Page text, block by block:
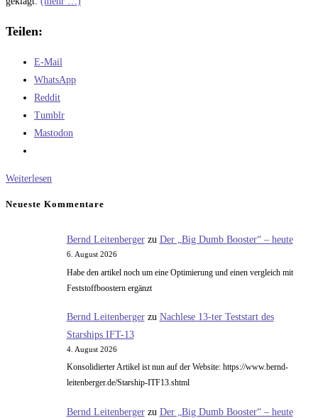
Teilen:
E-Mail
WhatsApp
Reddit
Tumblr
Mastodon
Weiterlesen
Neueste Kommentare
Bernd Leitenbergerzu Der „Big Dumb Booster“ – heute
6. August 2026
Habe den artikel noch um eine Optimierung und einen vergleich mit
Feststoffboostern ergänzt
Bernd Leitenbergerzu Nachlese 13-ter Teststart des
Starships IFT-13
4. August 2026
Konsolidierter Artikel ist nun auf der Website: https://www.bernd-
leitenberger.de/Starship-ITF13.shtml
Bernd Leitenbergerzu Der „Big Dumb Booster“ – heute